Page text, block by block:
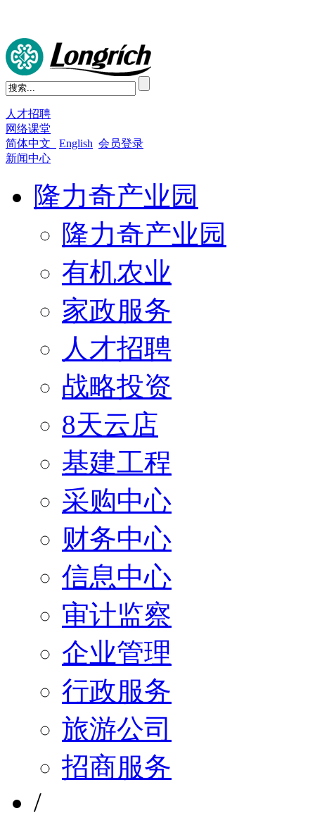
人才招聘
网络课堂
简体中文
English 会员登录
新闻中心
隆力奇产业园
隆力奇产业园
有机农业
家政服务
人才招聘
战略投资
8天云店
基建工程
采购中心
财务中心
信息中心
审计监察
企业管理
行政服务
旅游公司
招商服务
/